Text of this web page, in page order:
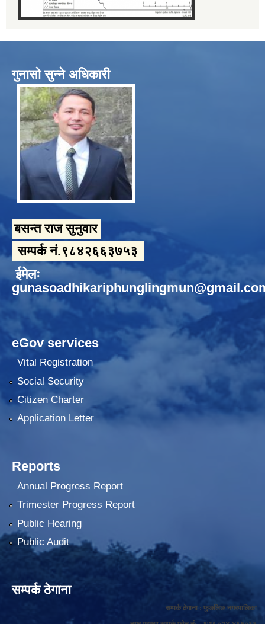
गुनासो सुन्ने अधिकारी
बसन्त राज सुनुवार
सम्पर्क नं.९८४२६६३७५३
ईमेलः
eGov services
Vital Registration
Social Security
Citizen Charter
Application Letter
Reports
Annual Progress Report
Trimester Progress Report
Public Hearing
Public Audit
सम्पर्क ठेगाना
सम्पर्क ठेगाना : फुङलिङ नगरपालिका